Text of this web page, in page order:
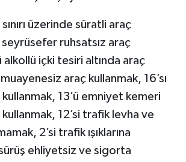
üzerinde süratli araç
seyrüsefer ruhsatsız araç
alkollü içki tesiri altında araç
araç kullanmak, 16’sı
13’ü emniyet kemeri
12’si trafik levha ve
2’si trafik ışıklarına
ehliyetsiz ve sigorta